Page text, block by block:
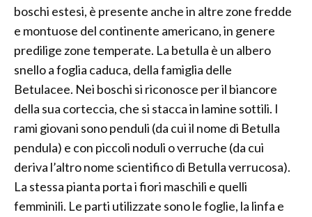
boschi estesi, è presente anche in altre zone fredde
e montuose del continente americano, in genere
predilige zone temperate. La betulla è un albero
snello a foglia caduca, della famiglia delle
Betulacee. Nei boschi si riconosce per il biancore
della sua corteccia, che si stacca in lamine sottili. I
rami giovani sono penduli (da cui il nome di Betulla
pendula) e con piccoli noduli o verruche (da cui
deriva l’altro nome scientifico di Betulla verrucosa).
La stessa pianta porta i fiori maschili e quelli
femminili. Le parti utilizzate sono le foglie, la linfa e